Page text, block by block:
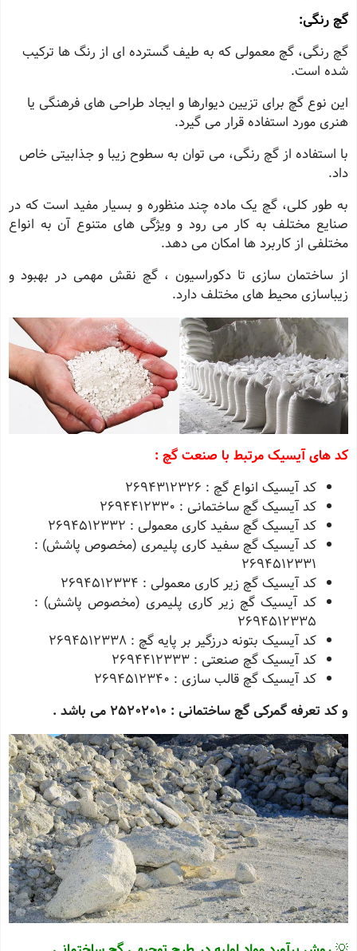
گچ رنگی:
گچ رنگی، گچ معمولی که به طیف گسترده‌ ای از رنگ‌ ها ترکیب
شده است.
این نوع گچ برای تزیین دیوارها و ایجاد طراحی ‌های فرهنگی یا
هنری مورد استفاده قرار می ‌گیرد.
با استفاده از گچ رنگی، می‌ توان به سطوح زیبا و جذابیتی خاص
داد.
به طور کلی، گچ یک ماده چند منظوره و بسیار مفید است که در
صنایع مختلف به کار می ‌رود و ویژگی‌ های متنوع آن به انواع
مختلفی از کاربرد ها امکان می ‌دهد.
از ساختمان ‌سازی تا دکوراسیون ، گچ نقش مهمی در بهبود و
زیباسازی محیط ‌های مختلف دارد.
کد های آیسیک مرتبط با صنعت گچ :
کد آیسیک انواع گچ : 2694312326
کد آیسیک گچ ساختمانی : 2694412330
کد آیسیک گچ سفید کاری معمولی : 2694512332
کد آیسیک گچ سفید کاری پلیمری (مخصوص پاشش) :
2694512331
کد آیسیک گچ زیر کاری معمولی : 2694512334
کد آیسیک گچ زیر کاری پلیمری (مخصوص پاشش) :
2694512335
کد آیسیک بتونه درزگیر بر پایه گچ : 2694512338
کد آیسیک گچ صنعتی : 2694412333
کد آیسیک گچ قالب سازی : 2694512340
و کد تعرفه گمرکی گچ ساختمانی : 25202010 می باشد .